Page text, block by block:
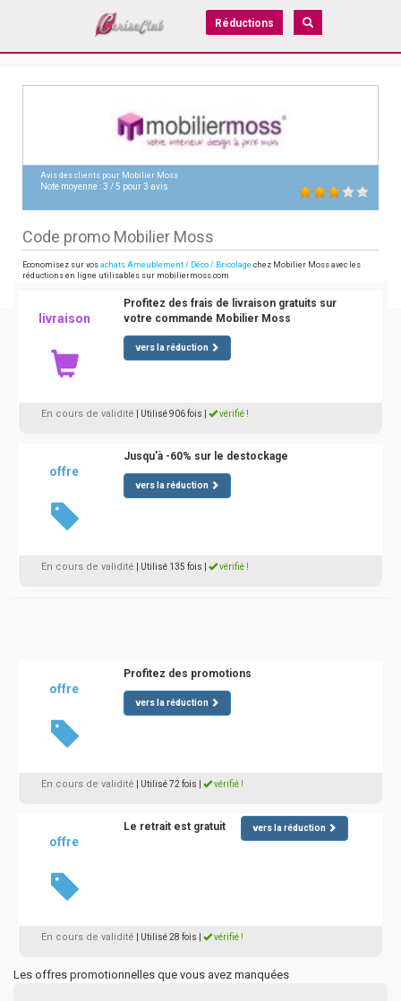
Réductions
Avis des clients pour Mobilier Moss
Note moyenne :3 /5 pour3 avis
Code promo Mobilier Moss
Economisez sur vos achats Ameublement / Déco / Bricolage chez Mobilier Moss avec les
réductions en ligne utilisables sur mobiliermoss.com
livraison
Profitez des frais de livraison gratuits sur
votre commande Mobilier Moss
vers la réduction
En cours de validité | Utilisé 906 fois vérifié !
offre
Jusqu'à -60% sur le destockage
vers la réduction
En cours de validité | Utilisé 135 fois vérifié !
offre
Profitez des promotions
vers la réduction
En cours de validité | Utilisé 72 fois vérifié !
offre
Le retrait est gratuit vers la réduction
En cours de validité | Utilisé 28 fois vérifié !
Les offres promotionnelles que vous avez manquées